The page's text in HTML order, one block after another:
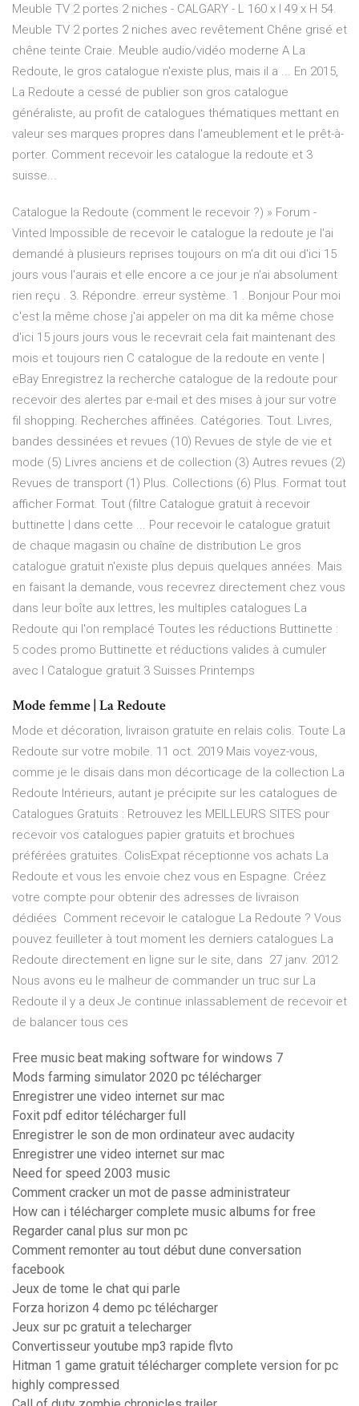
Meuble TV 2 portes 2 niches - CALGARY - L 160 x l 49 x H 54.
Meuble TV 2 portes 2 niches avec revêtement Chêne grisé et
chêne teinte Craie. Meuble audio/vidéo moderne A La
Redoute, le gros catalogue n'existe plus, mais il a ... En 2015,
La Redoute a cessé de publier son gros catalogue
généraliste, au profit de catalogues thématiques mettant en
valeur ses marques propres dans l'ameublement et le prêt-à-
porter. Comment recevoir les catalogue la redoute et 3
suisse...
Catalogue la Redoute (comment le recevoir ?) » Forum -
Vinted Impossible de recevoir le catalogue la redoute je l'ai
demandé à plusieurs reprises toujours on m'a dit oui d'ici 15
jours vous l'aurais et elle encore a ce jour je n'ai absolument
rien reçu . 3. Répondre. erreur système. 1 . Bonjour Pour moi
c'est la même chose j'ai appeler on ma dit ka même chose
d'ici 15 jours jours vous le recevrait cela fait maintenant des
mois et toujours rien C catalogue de la redoute en vente |
eBay Enregistrez la recherche catalogue de la redoute pour
recevoir des alertes par e-mail et des mises à jour sur votre
fil shopping. Recherches affinées. Catégories. Tout. Livres,
bandes dessinées et revues (10) Revues de style de vie et
mode (5) Livres anciens et de collection (3) Autres revues (2)
Revues de transport (1) Plus. Collections (6) Plus. Format tout
afficher Format. Tout (filtre Catalogue gratuit à recevoir
buttinette | dans cette ... Pour recevoir le catalogue gratuit
de chaque magasin ou chaîne de distribution Le gros
catalogue gratuit n'existe plus depuis quelques années. Mais
en faisant la demande, vous recevrez directement chez vous
dans leur boîte aux lettres, les multiples catalogues La
Redoute qui l'on remplacé Toutes les réductions Buttinette :
5 codes promo Buttinette et réductions valides à cumuler
avec l Catalogue gratuit 3 Suisses Printemps
Mode femme | La Redoute
Mode et décoration, livraison gratuite en relais colis. Toute La
Redoute sur votre mobile. 11 oct. 2019 Mais voyez-vous,
comme je le disais dans mon décorticage de la collection La
Redoute Intérieurs, autant je précipite sur les catalogues de
Catalogues Gratuits : Retrouvez les MEILLEURS SITES pour
recevoir vos catalogues papier gratuits et brochues
préférées gratuites. ColisExpat réceptionne vos achats La
Redoute et vous les envoie chez vous en Espagne. Créez
votre compte pour obtenir des adresses de livraison
dédiées Comment recevoir le catalogue La Redoute ? Vous
pouvez feuilleter à tout moment les derniers catalogues La
Redoute directement en ligne sur le site, dans 27 janv. 2012
Nous avons eu le malheur de commander un truc sur La
Redoute il y a deux Je continue inlassablement de recevoir et
de balancer tous ces
Free music beat making software for windows 7
Mods farming simulator 2020 pc télécharger
Enregistrer une video internet sur mac
Foxit pdf editor télécharger full
Enregistrer le son de mon ordinateur avec audacity
Enregistrer une video internet sur mac
Need for speed 2003 music
Comment cracker un mot de passe administrateur
How can i télécharger complete music albums for free
Regarder canal plus sur mon pc
Comment remonter au tout début dune conversation
facebook
Jeux de tome le chat qui parle
Forza horizon 4 demo pc télécharger
Jeux sur pc gratuit a telecharger
Convertisseur youtube mp3 rapide flvto
Hitman 1 game gratuit télécharger complete version for pc
highly compressed